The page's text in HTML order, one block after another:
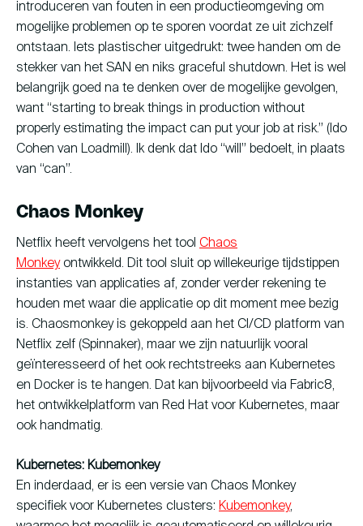
introduceren van fouten in een productieomgeving om
mogelijke problemen op te sporen voordat ze uit zichzelf
ontstaan. Iets plastischer uitgedrukt: twee handen om de
stekker van het SAN en niks graceful shutdown. Het is wel
belangrijk goed na te denken over de mogelijke gevolgen,
want “starting to break things in production without
properly estimating the impact can put your job at risk.” (Ido
Cohen van Loadmill). Ik denk dat Ido “will” bedoelt, in plaats
van “can”.
Chaos Monkey
Netflix heeft vervolgens het tool Chaos
Monkeyontwikkeld. Dit tool sluit op willekeurige tijdstippen
instanties van applicaties af, zonder verder rekening te
houden met waar die applicatie op dit moment mee bezig
is. Chaosmonkey is gekoppeld aan het CI/CD platform van
Netflix zelf (Spinnaker), maar we zijn natuurlijk vooral
geïnteresseerd of het ook rechtstreeks aan Kubernetes
en Docker is te hangen. Dat kan bijvoorbeeld via Fabric8,
het ontwikkelplatform van Red Hat voor Kubernetes, maar
ook handmatig.
Kubernetes: Kubemonkey
En inderdaad, er is een versie van Chaos Monkey
specifiek voor Kubernetes clusters: Kubemonkey,